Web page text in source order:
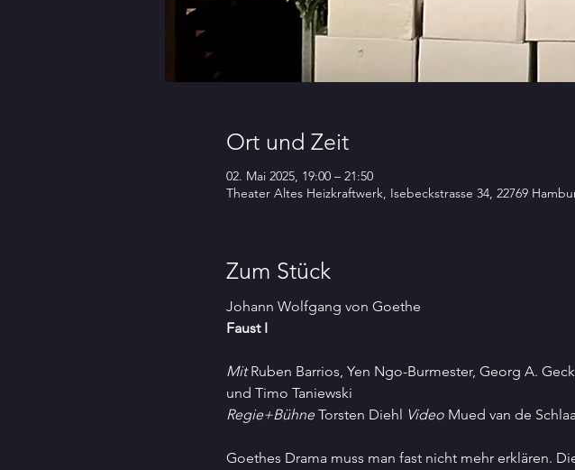
Ort und Zeit
02. Mai 2025, 19:00 – 21:50
Theater Altes Heizkraftwerk, Isebeckstrasse 34, 22769
Zum Stück
Johann Wolfgang von Goethe
Faust I
Mit Ruben Barrios, Yen Ngo-Burmester, Georg A.
und Timo Taniewski
Regie+Bühne Torsten Diehl Video Mued van de
Goethes Drama muss man fast nicht mehr erklären.